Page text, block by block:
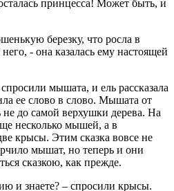
принцесса! Может быть, и
березку, что росла в
- она казалась ему настоящей
мышата, и ель рассказала
ее слово в слово. Мышата от
не до самой верхушки дерева. На
несколько мышей, а в
крысы. Этим сказка вовсе не
мышат, но теперь и они
сказкою, как прежде.
и знаете? – спросили крысы.